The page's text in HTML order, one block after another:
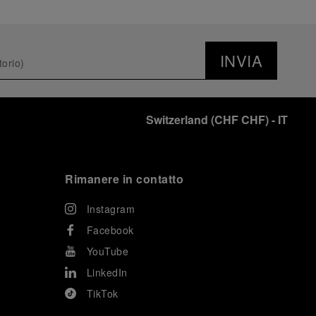
INVIA
Switzerland (CHF CHF)- IT
Rimanere in contatto
Instagram
Facebook
YouTube
LinkedIn
TikTok